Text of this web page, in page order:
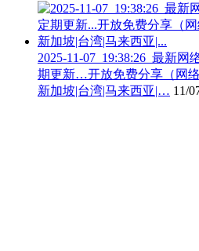
2025-11-07_19:38:26_最新
期更新…开放免费分享（网
新加坡|台湾|马来西亚|… 11/